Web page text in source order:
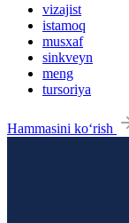
vizajist
istamoq
musxaf
sinkveyn
meng
tursoriya
Hammasini ko‘rish